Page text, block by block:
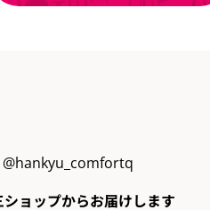
@hankyu_comfortq
ョップからお届けします